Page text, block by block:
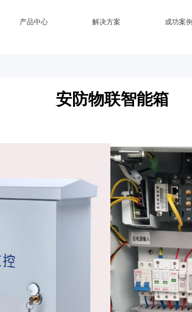
产品中心 解决方案 成功案例
安防物联智能箱